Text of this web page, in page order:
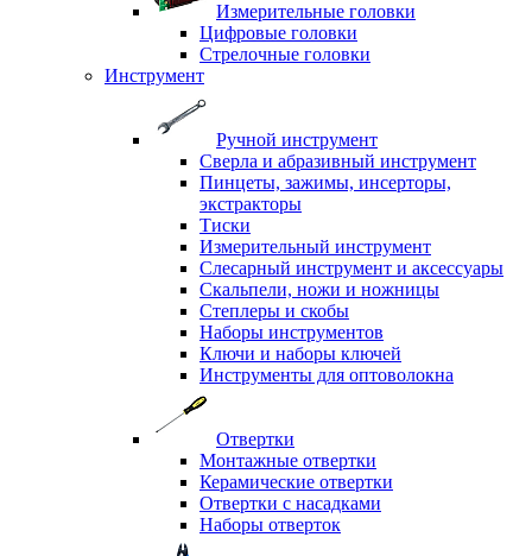
Измерительные головки
Цифровые головки
Стрелочные головки
Инструмент
Ручной инструмент
Сверла и абразивный инструмент
Пинцеты, зажимы, инсерторы,
экстракторы
Тиски
Измерительный инструмент
Слесарный инструмент и аксессуары
Скальпели, ножи и ножницы
Степлеры и скобы
Наборы инструментов
Ключи и наборы ключей
Инструменты для оптоволокна
Отвертки
Монтажные отвертки
Керамические отвертки
Отвертки с насадками
Наборы отверток